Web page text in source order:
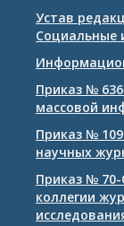
Устав
Социальные
Приказ №
массовой
Приказ №
научных
Приказ №
коллегии